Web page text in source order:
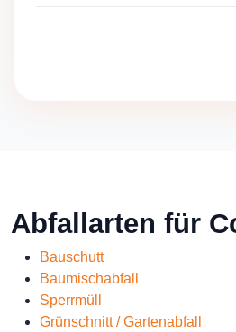
Abfallarten für
Bauschutt
Baumischabfall
Sperrmüll
Grünschnitt / Gartenabfall